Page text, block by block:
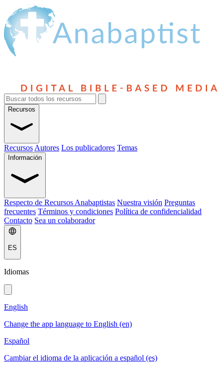
Recursos
Recursos Autores Los publicadores Temas
Información
Respecto de Recursos Anabaptistas Nuestra visión Preguntas
frecuentes Términos y condiciones Política de confidencialidad
Contacto Sea un colaborador
ES
Idiomas
English
Change the app language to English (en)
Español
Cambiar el idioma de la aplicación a español (es)